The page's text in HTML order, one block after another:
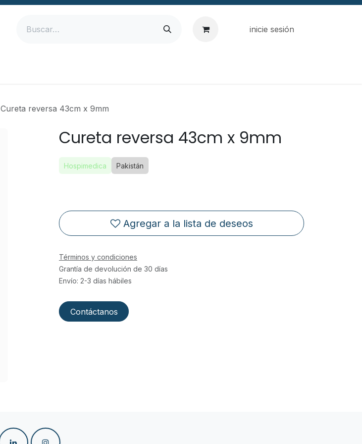
inicie sesión
Cureta reversa 43cm x 9mm
Cureta reversa 43cm x 9mm
Hospimedica Pakistán
Agregar a la lista de deseos
Términos y condiciones
Grantía de devolución de 30 días
Envío: 2-3 días hábiles
Contáctanos